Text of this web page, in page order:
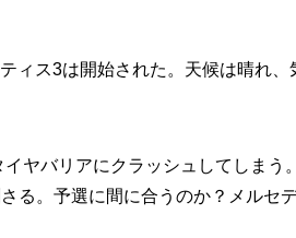
ィス3は開始された。天候は晴れ、
ヤバリアにクラッシュしてしまう
る。予選に間に合うのか？メルセ